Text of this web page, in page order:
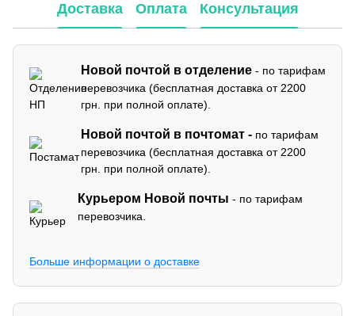
Доставка Оплата Консультация
Новой почтой в отделение - по тарифам
перевозчика (бесплатная доставка от 2200
грн. при полной оплате).
Новой почтой в почтомат - по тарифам
перевозчика (бесплатная доставка от 2200
грн. при полной оплате).
Курьером Новой почты - по тарифам
перевозчика.
Больше информации о доставке